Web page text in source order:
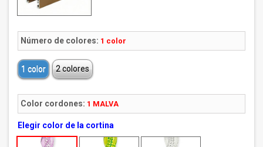
Número de colores: 1 color
1 color 2 colores
Color cordones: 1 MALVA
Elegir color de la cortina